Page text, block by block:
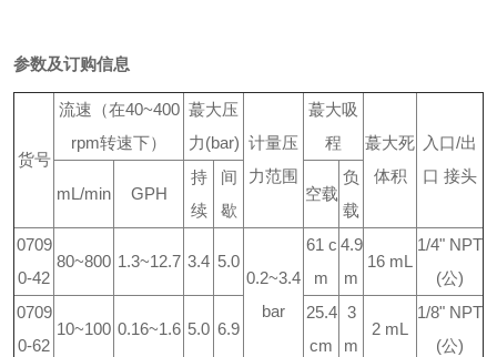
参数及订购信息
货号
流速（在40~400
rpm转速下）
蕞大压
力(bar) 计量压
力范围
蕞大吸
程
蕞大死
体积
入口/出
口 接头
mL/min
GPH
持
续
间
歇
空载
负
载
0709
0-42
80~800 1.3~12.7 3.4 5.0
0.2~3.4
bar
61 c
m
4.9
m
16 mL
1/4" NPT
(公)
0709
0-62
10~100 0.16~1.6 5.0 6.9
25.4
cm
3
m
2 mL
1/8" NPT
(公)